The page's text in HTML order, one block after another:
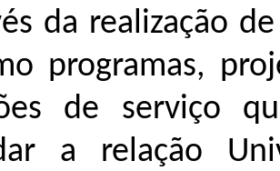
da realização
programas,
de serviço
a relação